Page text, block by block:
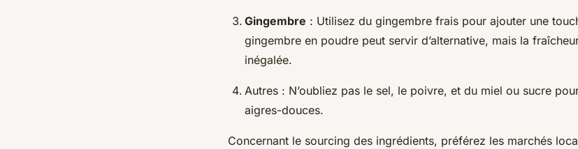
Gingembre : Utilisez du gingembre frais pour ajouter une
gingembre en poudre peut servir d’alternative, mais la
inégalée.
Autres : N’oubliez pas le sel, le poivre, et du miel ou sucre
aigres-douces.
Concernant le sourcing des ingrédients, préférez les marchés